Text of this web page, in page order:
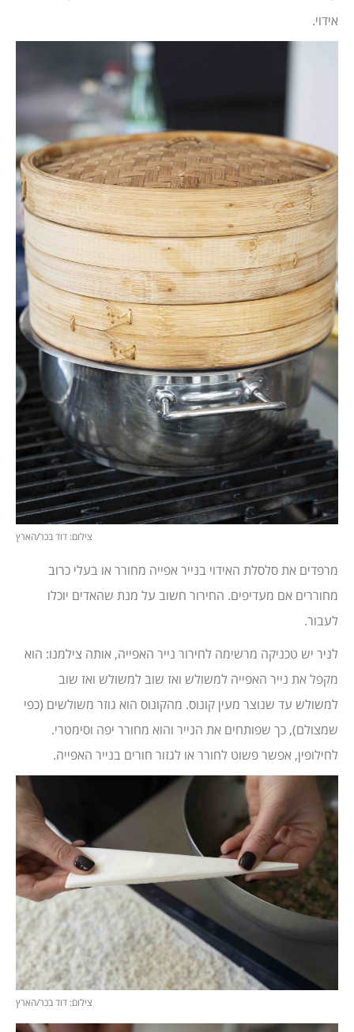
אידוי.
צילום: דוד בכר/הארץ
מרפדים את סלסלת האידוי בנייר אפייה מחורר או בעלי כרוב
מחוררים אם מעדיפים. החירור חשוב על מנת שהאדים יוכלו
לעבור.
לניר יש טכניקה מרשימה לחירור נייר האפייה, אותה צילמנו: הוא
מקפל את נייר האפייה למשולש ואז שוב למשולש ואז שוב
למשולש עד שנוצר מעין קונוס. מהקונוס הוא גוזר משולשים (כפי
שמצולם), כך שפותחים את הנייר והוא מחורר יפה וסימטרי.
לחילופין, אפשר פשוט לחורר או לגזור חורים בנייר האפייה.
צילום: דוד בכר/הארץ